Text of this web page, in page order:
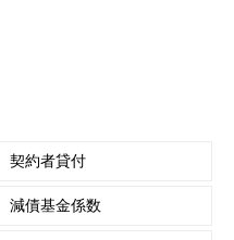
契約者貸付
減債基金係数